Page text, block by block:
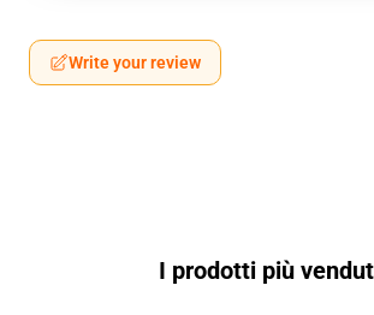
Write your review
I prodotti più